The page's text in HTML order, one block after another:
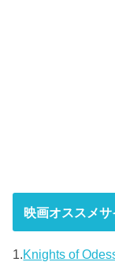
映画オススメサ
1.Knights of